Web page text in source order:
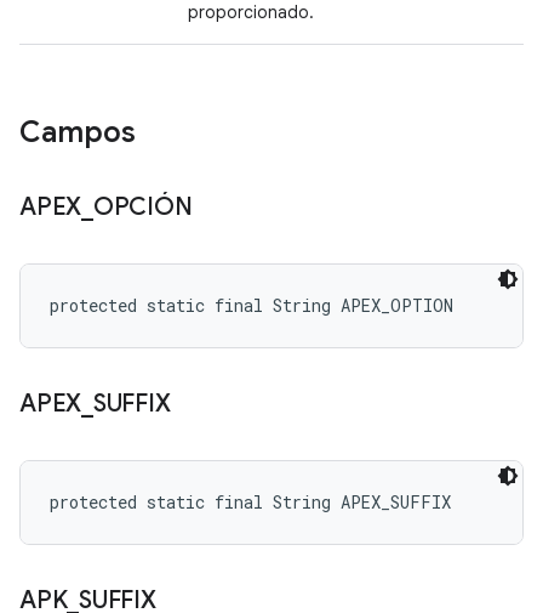
proporcionado.
Campos
APEX OPCIÓN
protected static final String APEX_OPTION
APEX SUFFIX
protected static final String APEX_SUFFIX
APK_ SUFFIX